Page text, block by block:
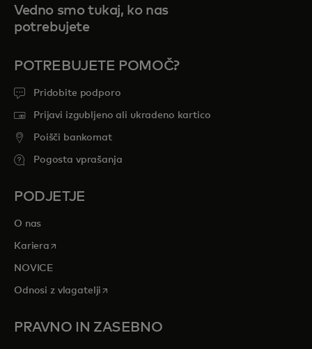
Vedno smo tukaj, ko nas
potrebujete
POTREBUJETE POMOČ?
Pridobite podporo
Prijavi izgubljeno ali ukradeno kartico
Poišči bankomat
Pogosta vprašanja
PODJETJE
O nas
Kariera opens in a new tab
NOVICE
Odnosi z vlagatelji opens in a new tab
PRAVNO IN ZASEBNO